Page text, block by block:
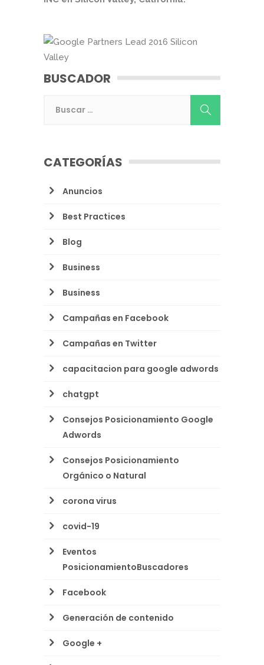
BUSCADOR
CATEGORÍAS
Anuncios
Best Practices
Blog
Business
Business
Campañas en Facebook
Campañas en Twitter
capacitacion para google adwords
chatgpt
Consejos Posicionamiento Google
Adwords
Consejos Posicionamiento
Orgánico o Natural
corona virus
covid-19
Eventos
PosicionamientoBuscadores
Facebook
Generación de contenido
Google +